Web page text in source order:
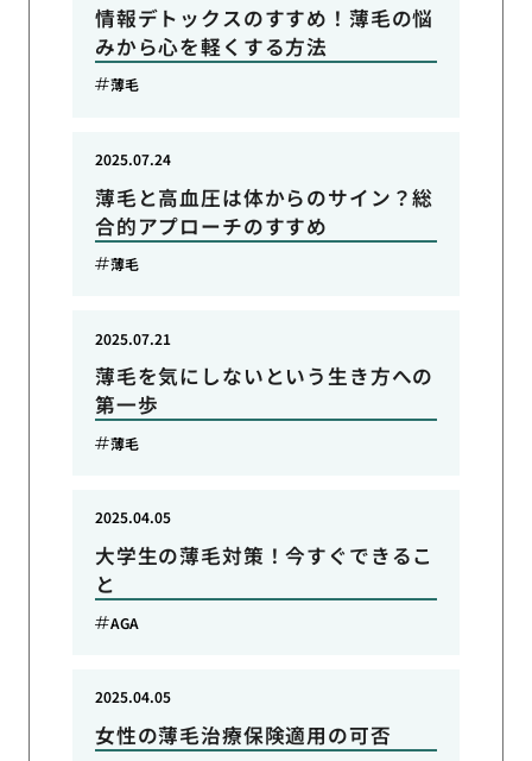
情報デトックスのすすめ！薄毛の悩
みから心を軽くする方法
薄毛
薄毛と高血圧は体からのサイン？総
合的アプローチのすすめ
2025.07.24
薄毛
薄毛を気にしないという生き方への
第一歩
2025.07.21
薄毛
大学生の薄毛対策！今すぐできるこ
と
2025.04.05
AGA
女性の薄毛治療保険適用の可否
2025.04.05